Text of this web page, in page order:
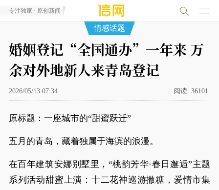
专注独家 · 原创新闻
情感话题
婚姻登记“全国通办”一年来 万
余对外地新人来青岛登记
2026/05/13 07:34 阅读: 36101
原标题：一座城市的“甜蜜跃迁”
五月的青岛，藏着独属于海滨的浪漫。
在百年建筑安娜别墅里，“桃韵芳华·春日邂逅”主题
系列活动甜蜜上演：十二花神巡游撒糖，爱情市集